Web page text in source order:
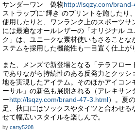
サンダーワン 偽物http://lsqzy.com/
ストラップに“輝き”のプリントを施したり
使用したりと、ワンランク上のスポーツサ
には最適なオールレザーの「オリジナル
ク」は、ユニークな素材使いもさることな
ステムを採用した機能性も一目置く仕上が
また、メンズで新登場となる「テラフロ
でありながら持続性のある反発力とクッシ
地を実現したアイテム。そのほかアイコン
ーサル」の新色も展開される（アレキサ
ーhttp://lsqzy.com/brand-47-3.html）。夏
足、秋口にはソックスやタイツと合わせる
せて幅広いスタイルを楽しんで。
by carty5208